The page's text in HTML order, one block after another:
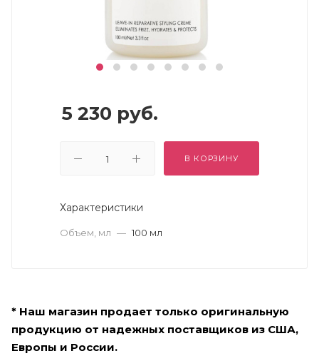
5 230 руб.
В КОРЗИНУ
Характеристики
Объем, мл — 100 мл
* Наш магазин продает только оригинальную
продукцию от надежных поставщиков из США,
Европы и России.